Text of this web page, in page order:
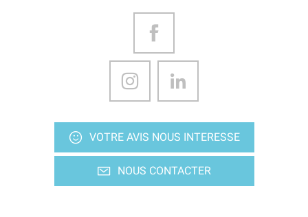
VOTRE AVIS NOUS INTERESSE
NOUS CONTACTER